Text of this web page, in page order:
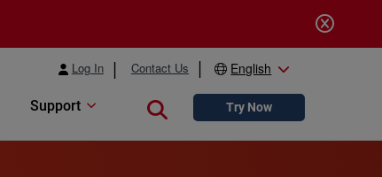
Log In Contact Us English
Support Close searchTry Now